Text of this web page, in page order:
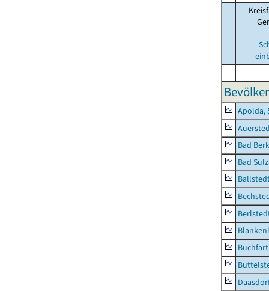
Apolda,
Bad
Bad
Buchfart